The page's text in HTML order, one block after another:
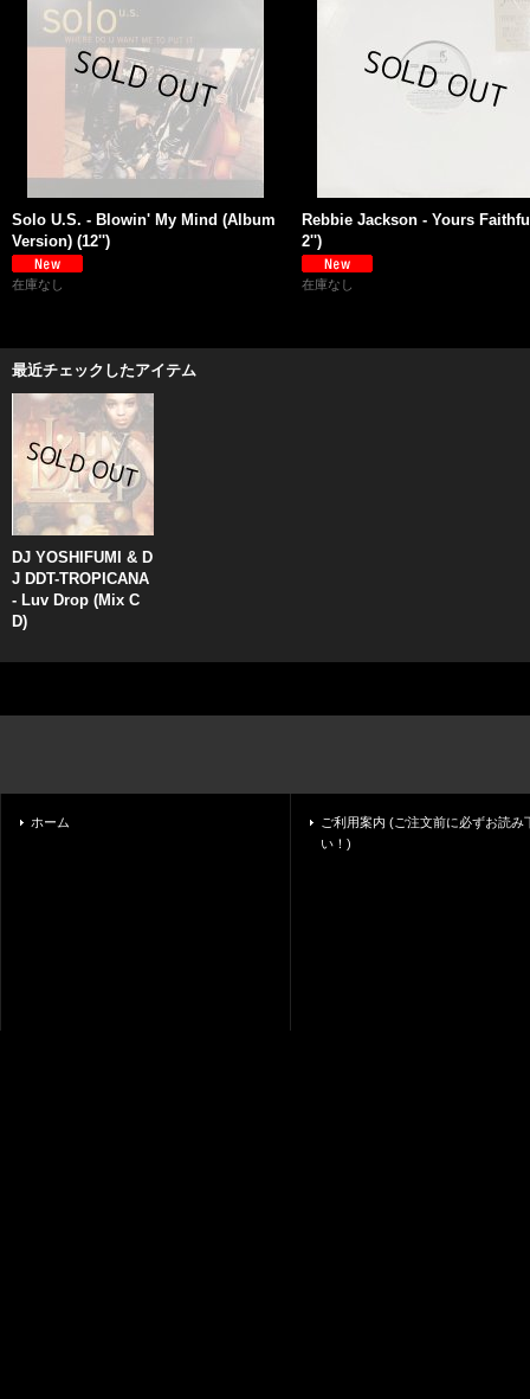
Solo U.S. - Blowin' My Mind (Album
Version) (12'')
在庫なし
Rebbie Jackson - Yours
2'')
在庫なし
最近チェックしたアイテム
DJ YOSHIFUMI & D
J DDT-TROPICANA
- Luv Drop (Mix C
D)
ホーム
ご利用案内 (ご注文前に必ずお読み
い！)